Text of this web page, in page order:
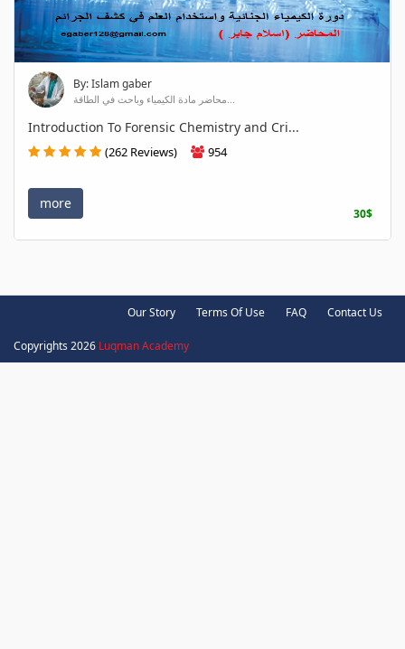
By: Islam gaber
محاضر مادة الكيمياء وباحث في الطاقة...
Introduction To Forensic Chemistry and Cri...
(262 Reviews) 954
more
30$
Our Story Terms Of Use FAQ Contact Us
Copyrights 2026 Luqman Academy